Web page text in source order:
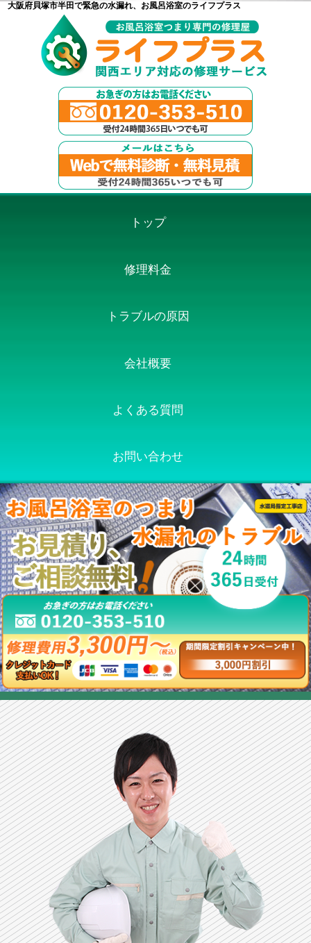
大阪府貝塚市半田で緊急の水漏れ、お風呂浴室のライフプラス
トップ
修理料金
トラブルの原因
会社概要
よくある質問
お問い合わせ